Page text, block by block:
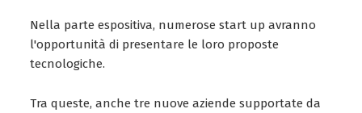
Nella parte espositiva, numerose start up avranno
l'opportunità di presentare le loro proposte
tecnologiche.
Tra queste, anche tre nuove aziende supportate da